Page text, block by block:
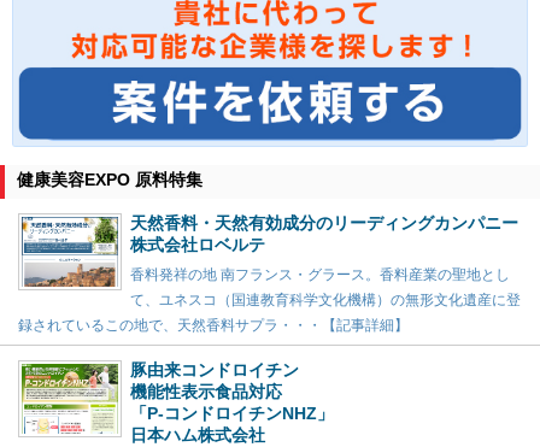
健康美容EXPO 原料特集
天然香料・天然有効成分のリーディングカンパニー
株式会社ロベルテ
香料発祥の地 南フランス・グラース。香料産業の聖地とし
て、ユネスコ（国連教育科学文化機構）の無形文化遺産に登
録されているこの地で、天然香料サプラ・・・【記事詳細】
豚由来コンドロイチン
機能性表示食品対応
「P-コンドロイチンNHZ」
日本ハム株式会社